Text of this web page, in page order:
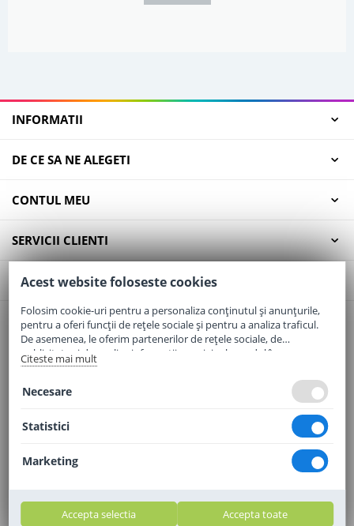
INFORMATII
DE CE SA NE ALEGETI
CONTUL MEU
SERVICII CLIENTI
CONTACT
Email:office@elaptepraf.ro
Telefon:0745-964-449
Adresa:Sos. Borsului, Nr. 20, Oradea, Jud. Bihor
Acest website foloseste cookies
Folosim cookie-uri pentru a personaliza conținutul și anunțurile,
pentru a oferi funcții de rețele sociale și pentru a analiza traficul.
De asemenea, le oferim partenerilor de rețele sociale, de
publicitate și de analize informații cu privire la modul în care
folosiți site-ul nostru. Aceștia le pot combina cu alte informații
Citeste mai mult
Necesare
Statistici
Marketing
Accepta selectia Accepta toate